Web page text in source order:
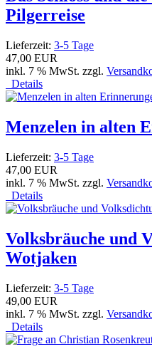
Pilgerreise
Lieferzeit: 3-5 Tage
47,00 EUR
inkl. 7 % MwSt. zzgl.
Details
Menzelen in alten
Lieferzeit: 3-5 Tage
47,00 EUR
inkl. 7 % MwSt. zzgl.
Details
Volksbräuche und
Wotjaken
Lieferzeit: 3-5 Tage
49,00 EUR
inkl. 7 % MwSt. zzgl.
Details